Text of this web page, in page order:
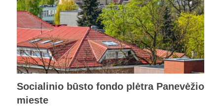
Socialinio būsto fondo plėtra Panevėžio
mieste